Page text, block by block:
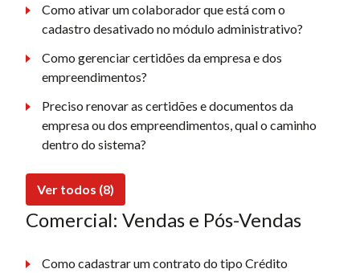
Como ativar um colaborador que está com o
cadastro desativado no módulo administrativo?
Como gerenciar certidões da empresa e dos
empreendimentos?
Preciso renovar as certidões e documentos da
empresa ou dos empreendimentos, qual o caminho
dentro do sistema?
Ver todos (8)
Comercial: Vendas e Pós-Vendas
Como cadastrar um contrato do tipo Crédito